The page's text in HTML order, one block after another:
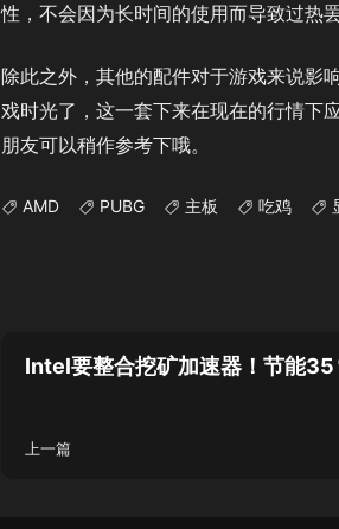
性，不会因为长时间的使用而导致过热
除此之外，其他的配件对于游戏来说影
戏时光了，这一套下来在现在的行情下
朋友可以稍作参考下哦。
AMD PUBG 主板 吃鸡
Intel要整合挖矿加速器！节能35
上一篇